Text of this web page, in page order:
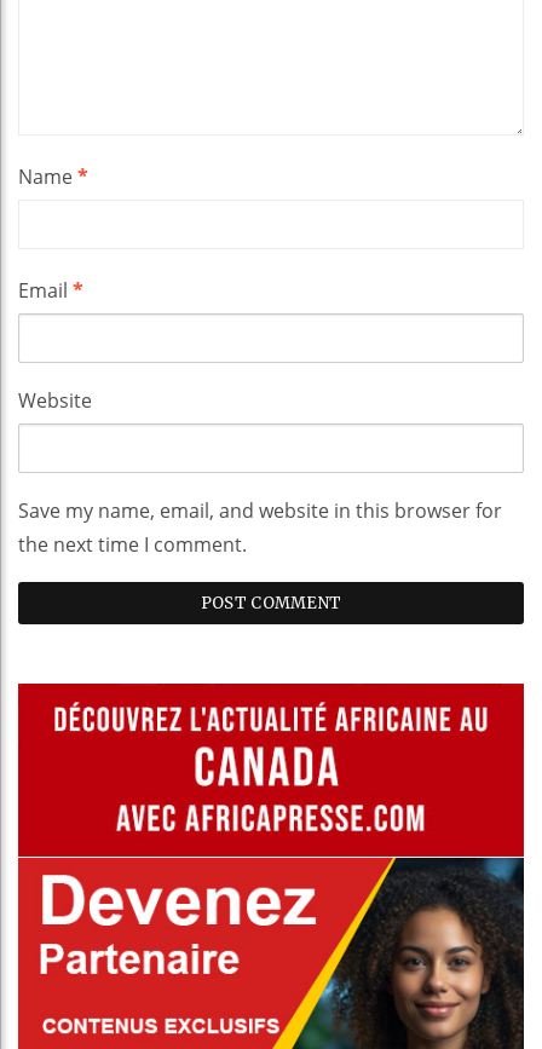
Name*
Email *
Website
Save my name, email, and website in this browser for
the next time I comment.